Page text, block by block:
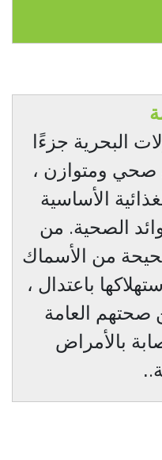
البحرية جزءًا
صحي ومتوازن ،
الأساسية
الصحية. من
من الأسماك
باعتدال ،
صحتهم العامة
بالأمراض
.